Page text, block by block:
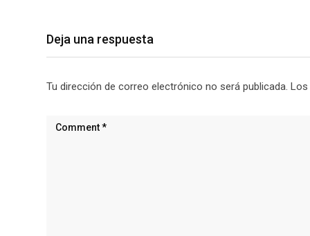
Deja una respuesta
Tu dirección de correo electrónico no será publicada.